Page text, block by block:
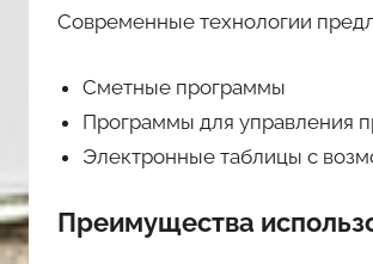
Современные технологии
Сметные программы
Программы для управления
Электронные таблицы с
Преимущества